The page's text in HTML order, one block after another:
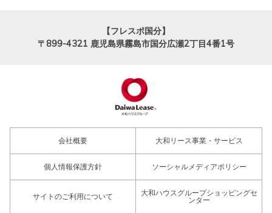
【フレスポ国分】
〒899-4321 鹿児島県霧島市国分広瀬2丁目4番1号
会社概要 大和リース事業・サービス
個人情報保護方針 ソーシャルメディアポリシー
サイトのご利用について
大和ハウスグループショッピングセ
ンター